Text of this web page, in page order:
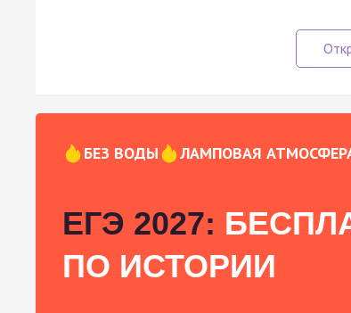
БЕЗ ВОДЫ ЛАМПОВАЯ
ЕГЭ 2027:
ПО ИСТОРИИ